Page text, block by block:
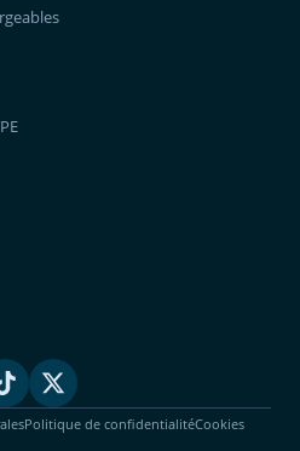
Politique de confidentialitéCookies